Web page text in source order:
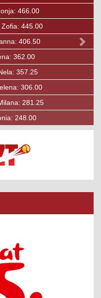
319.00
303.00
Baha: 297.00
Maciej: 284.00
250.00
Maciej: 210.00
Konrad: 206.00
Filip: 197.00